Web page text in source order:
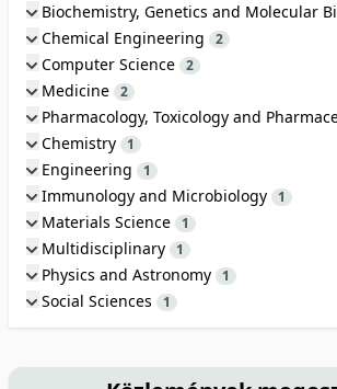
Biochemistry, Genetics and Molecular
Chemical Engineering 2
Computer Science 2
Medicine 2
Pharmacology, Toxicology and
Chemistry 1
Engineering 1
Immunology and Microbiology 1
Materials Science 1
Multidisciplinary 1
Physics and Astronomy 1
Social Sciences 1